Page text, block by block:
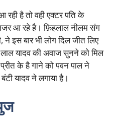
रही है तो वही एक्टर पति के
आ रहे है। फ़िहलाल नीलम संग
इस बार भी लोग दिल जीत लिए
यादव की अवाज सुनने को मिल
के है गाने को पवन पाल ने
यादव ने लगाया है।